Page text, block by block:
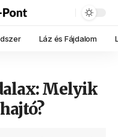
Láz és Fájdalom
Melyik